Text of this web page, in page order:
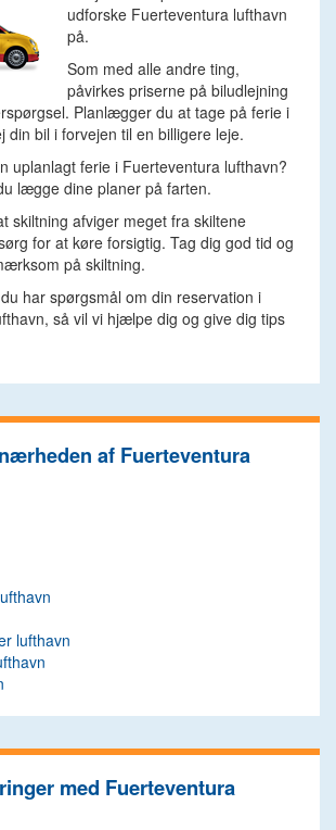
udforske Fuerteventura lufthavn
på.
Som med alle andre ting,
påvirkes priserne på biludlejning
Planlægger du at tage på ferie i
din bil i forvejen til en billigere leje.
uplanlagt ferie i Fuerteventura lufthavn?
lægge dine planer på farten.
skiltning afviger meget fra skiltene
for at køre forsigtig. Tag dig god tid og
på skiltning.
har spørgsmål om din reservation i
så vil vi hjælpe dig og give dig tips
af Fuerteventura
lufthavn
med Fuerteventura